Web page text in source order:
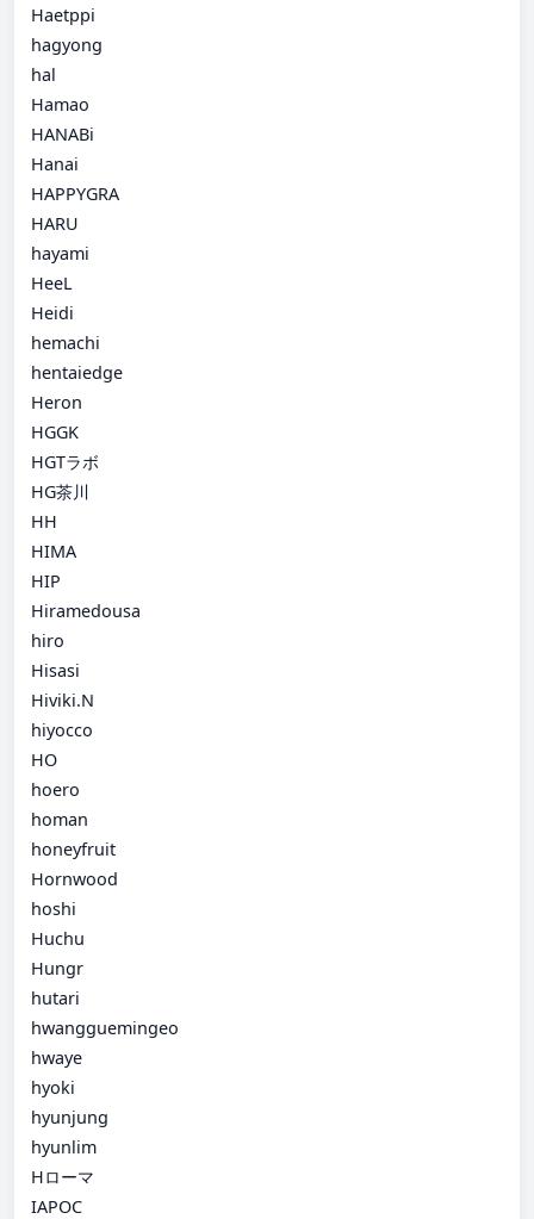
Haetppi
hagyong
hal
Hamao
HANABi
Hanai
HAPPYGRA
HARU
hayami
HeeL
Heidi
hemachi
hentaiedge
Heron
HGGK
HGTラボ
HG茶川
HH
HIMA
HIP
Hiramedousa
hiro
Hisasi
Hiviki.N
hiyocco
HO
hoero
homan
honeyfruit
Hornwood
hoshi
Huchu
Hungr
hutari
hwangguemingeo
hwaye
hyoki
hyunjung
hyunlim
Hローマ
IAPOC